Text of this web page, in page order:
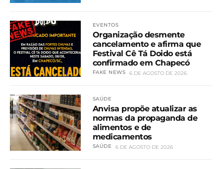
EVENTOS
Organização desmente
cancelamento e afirma que
Festival Cê Tá Doido está
confirmado em Chapecó
FAKE NEWS 6 DE AGOSTO DE 2026
SAÚDE
Anvisa propõe atualizar as
normas da propaganda de
alimentos e de
medicamentos
SAÚDE 6 DE AGOSTO DE 2026